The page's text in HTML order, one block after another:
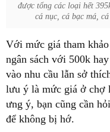
được tổng các loại hết
cá nục, cá bạc má,
Với mức giá tham
ngân sách với 500k
vào nhu cầu lẫn sở
lưu ý là mức giá ở chợ
ưng ý, bạn cũng cần
để không bị hớ.